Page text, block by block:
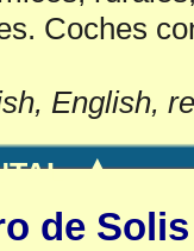
Coches
English,
▲
de Solis